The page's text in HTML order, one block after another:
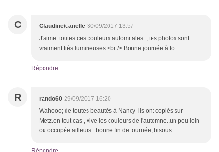
C Claudine/canelle 30/09/2017 13:57
J'aime toutes ces couleurs automnales , tes photos sont
vraiment très lumineuses <br /> Bonne journée à toi
Répondre
R rando60 29/09/2017 16:20
Wahooo; de toutes beautés à Nancy ils ont copiés sur
Metz.en tout cas , vive les couleurs de l'automne..un peu loin
ou occupée ailleurs...bonne fin de journée, bisous
Répondre